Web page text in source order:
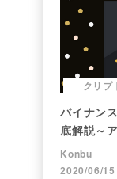
クリプ
バイナン
底解説～
算例まで～
Konbu
2020/06/15